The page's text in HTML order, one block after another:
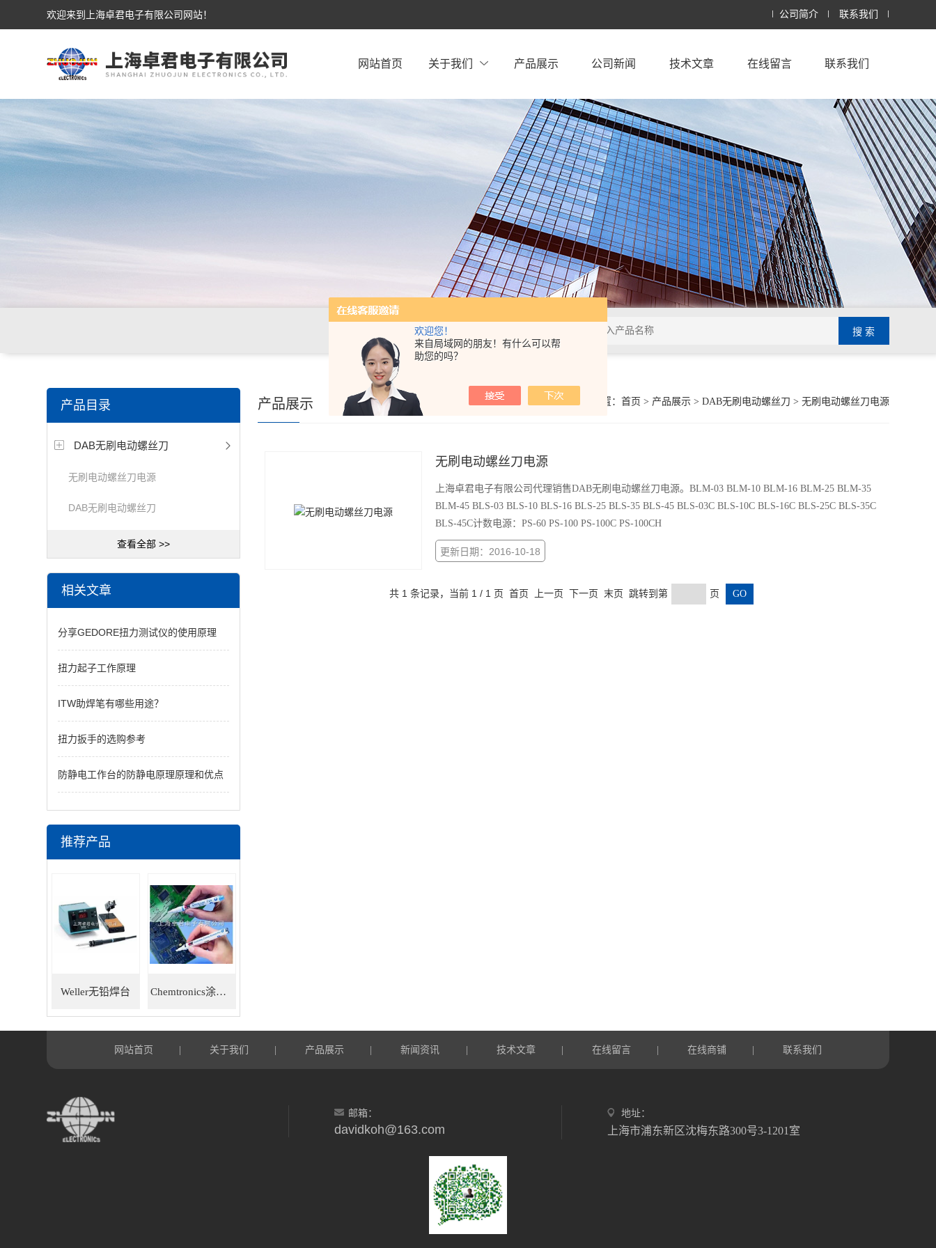
欢迎您！
来自局域网的朋友！有什么可以帮
助您的吗？
欢迎来到上海卓君电子有限公司网站！ 公司简介 联系我们
网站首页 关于我们 产品展示 公司新闻 技术文章 在线留言 联系我们
产品目录
DAB无刷电动螺丝刀
无刷电动螺丝刀电源
DAB无刷电动螺丝刀
查看全部 >>
相关文章
分享GEDORE扭力测试仪的使用原理
扭力起子工作原理
ITW助焊笔有哪些用途？
扭力扳手的选购参考
防静电工作台的防静电原理原理和优点
推荐产品
Weller无铅焊台 Chemtronics涂层笔
你的位置： 首页 > 产品展示> DAB无刷电动螺丝刀 > 无刷电动螺丝刀电源
产品展示
无刷电动螺丝刀电源
上海卓君电子有限公司代理销售DAB无刷电动螺丝刀电源。BLM-03 BLM-10 BLM-16 BLM-25 BLM-35
BLM-45 BLS-03 BLS-10 BLS-16 BLS-25 BLS-35 BLS-45 BLS-03C BLS-10C BLS-16C BLS-25C BLS-35C
BLS-45C计数电源：PS-60 PS-100 PS-100C PS-100CH
更新日期：2016-10-18
共 1 条记录，当前 1 / 1 页 首页 上一页 下一页 末页 跳转到第 页
网站首页 关于我们 产品展示 新闻资讯 技术文章 在线留言 在线商铺 联系我们
邮箱：
davidkoh@163.com
地址：
上海市浦东新区沈梅东路300号3-1201室